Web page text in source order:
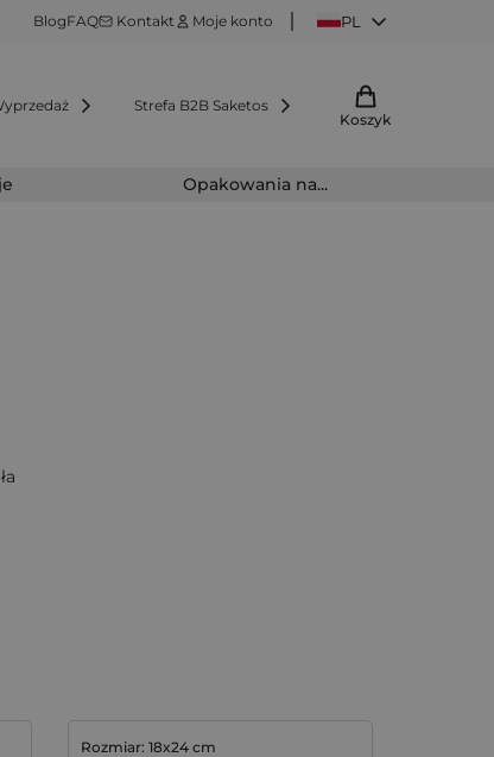
BlogFAQ Kontakt Moje konto PL
Strefa B2B Saketos
Koszyk
Opakowania na...
Rozmiar: 18x24 cm